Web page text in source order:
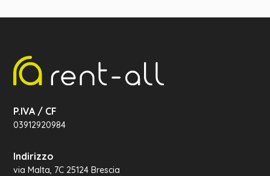
P.IVA / CF
03912920984
Indirizzo
via Malta, 7C 25124 Brescia